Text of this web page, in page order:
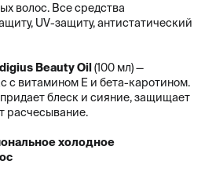
волос. Все средства
UV-защиту, антистатический
Beauty Oil (100 мл) —
с витамином E и бета-каротином.
блеск и сияние, защищает
расчесывание.
холодное